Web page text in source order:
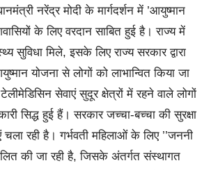
नरेंद्र मोदी के मार्गदर्शन में ’आयुष्मान
के लिए वरदान साबित हुई है। राज्य में
सुविधा मिले, इसके लिए राज्य सरकार द्वारा
योजना से लोगों को लाभान्वित किया जा
सेवाएं सुदूर क्षेत्रों में रहने वाले लोगों
सिद्ध हुई हैं। सरकार जच्चा-बच्चा की सुरक्षा
रही है। गर्भवती महिलाओं के लिए ’’जननी
की जा रही है, जिसके अंतर्गत संस्थागत